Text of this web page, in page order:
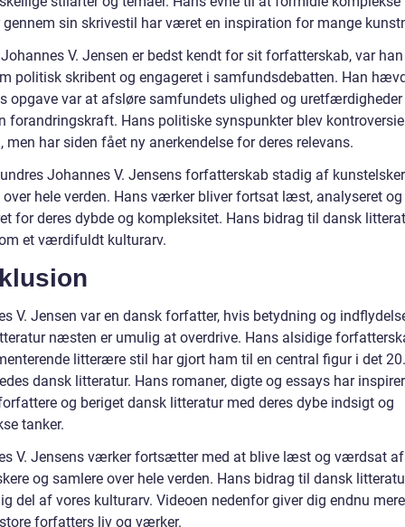
gennem sin skrivestil har været en inspiration for mange
V. Jensen er bedst kendt for sit forfatterskab, var
politisk skribent og engageret i samfundsdebatten. Han
opgave var at afsløre samfundets ulighed og
forandringskraft. Hans politiske synspunkter blev
men har siden fået ny anerkendelse for deres relevans.
Johannes V. Jensens forfatterskab stadig af
over hele verden. Hans værker bliver fortsat læst, analyseret og
for deres dybde og kompleksitet. Hans bidrag til dansk
et værdifuldt kulturarv.
V. Jensen var en dansk forfatter, hvis betydning og
næsten er umulig at overdrive. Hans alsidige
litterære stil har gjort ham til en central figur i det 20.
dansk litteratur. Hans romaner, digte og essays har
og beriget dansk litteratur med deres dybe indsigt og
tanker.
V. Jensens værker fortsætter med at blive læst og værdsat af
og samlere over hele verden. Hans bidrag til dansk
del af vores kulturarv. Videoen nedenfor giver dig endnu
forfatters liv og værker.